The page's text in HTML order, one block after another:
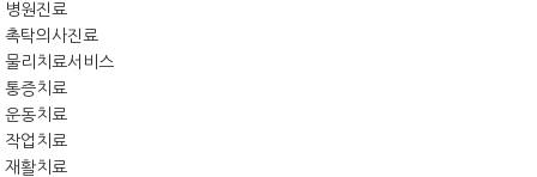
병원진료
촉탁의사진료
물리치료서비스
통증치료
운동치료
작업치료
재활치료